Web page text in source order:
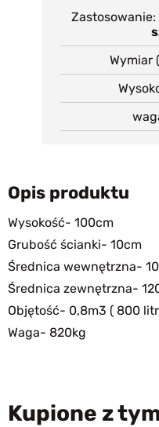
Zastosowanie
Wymiar
Opis produktu
Wysokość- 100cm
Grubość ścianki- 10cm
Średnica wewnętrzna-
Średnica zewnętrzna-
Objętość- 0,8m3 ( 800
Waga- 820kg
Kupione z